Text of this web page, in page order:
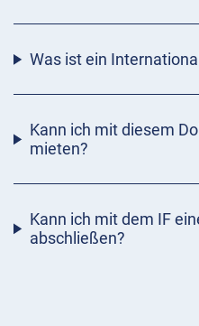
Was ist ein
Kann ich mit diesem
mieten?
Kann ich mit dem IF
abschließen?